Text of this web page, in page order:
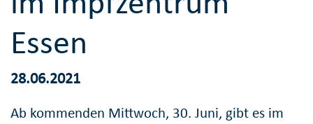
Essen
28.06.2021
Ab kommenden Mittwoch, 30. Juni, gibt es im